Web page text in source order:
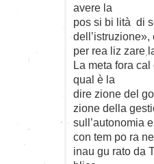
avere la
pos ­si ­bi ­lità di
per rea ­liz ­zare
La meta ­fora
qual è la
dire ­zione del
zione della
sull’autonomia
con ­tem ­po ­ra
inau ­gu ­rato da